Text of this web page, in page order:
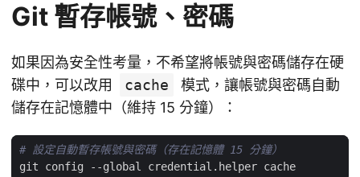
Git 暫存帳號、密碼
如果因為安全性考量，不希望將帳號與密碼儲存在硬
碟中，可以改用
cache
模式，讓帳號與密碼自動
儲存在記憶體中（維持 15 分鐘）：
# 設定自動暫存帳號與密碼（存在記憶體 15 分鐘）